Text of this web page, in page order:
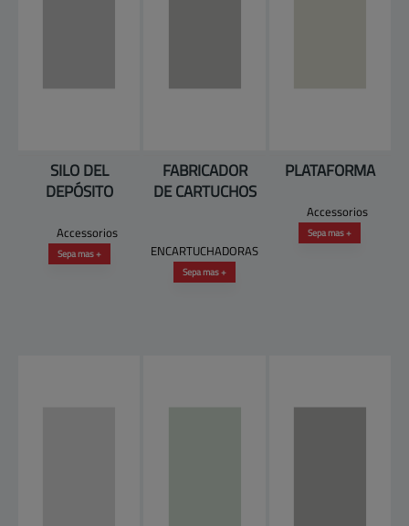
SILO DEL
DEPÓSITO
Accessorios
Sepa mas +
FABRICADOR
DE CARTUCHOS
ENCARTUCHADORAS
Sepa mas +
PLATAFORMA
Accessorios
Sepa mas +